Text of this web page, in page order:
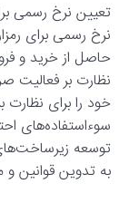
تعیین نرخ رسمی
نرخ رسمی برای
حاصل از خرید و
نظارت بر فعالیت
خود را برای نظارت
سوءاستفاده‌های
توسعه زیرساخت‌های
به تدوین قوانین